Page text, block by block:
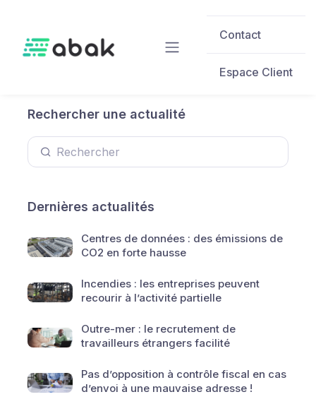
Contact
Espace Client
Rechercher une actualité
Dernières actualités
Centres de données : des émissions de
CO2 en forte hausse
Incendies : les entreprises peuvent
recourir à l’activité partielle
Outre-mer : le recrutement de
travailleurs étrangers facilité
Pas d’opposition à contrôle fiscal en cas
d’envoi à une mauvaise adresse !